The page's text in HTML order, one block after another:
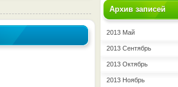
Архив записей
2013 Май
2013 Сентябрь
2013 Октябрь
2013 Ноябрь